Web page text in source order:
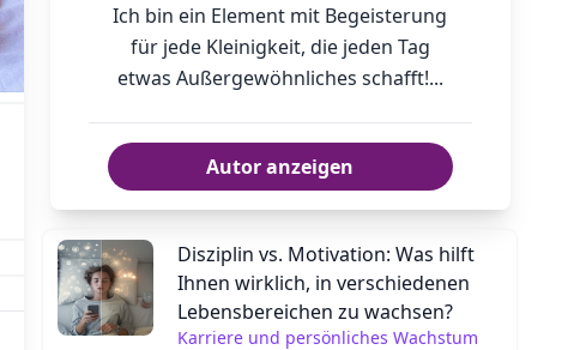
Ich bin ein Element mit Begeisterung
für jede Kleinigkeit, die jeden Tag
etwas Außergewöhnliches schafft!...
Autor anzeigen
Disziplin vs. Motivation: Was hilft
Ihnen wirklich, in verschiedenen
Lebensbereichen zu wachsen?
Karriere und persönliches Wachstum